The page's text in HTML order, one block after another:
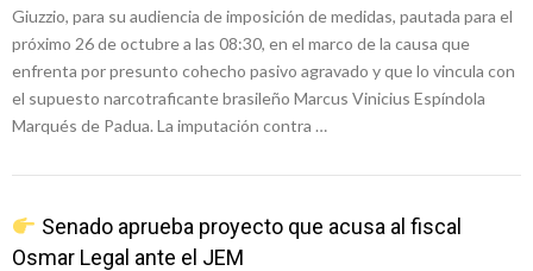
Giuzzio, para su audiencia de imposición de medidas, pautada para el
próximo 26 de octubre a las 08:30, en el marco de la causa que
enfrenta por presunto cohecho pasivo agravado y que lo vincula con
el supuesto narcotraficante brasileño Marcus Vinicius Espíndola
Marqués de Padua. La imputación contra …
Senado aprueba proyecto que acusa al fiscal
Osmar Legal ante el JEM